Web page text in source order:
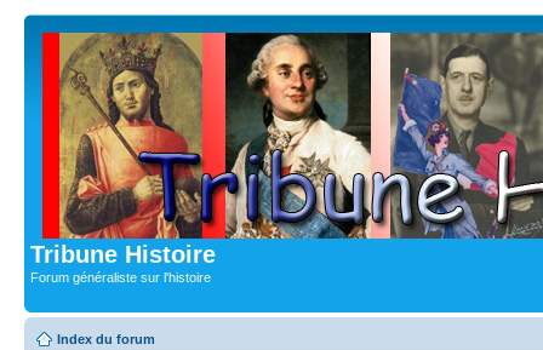
Tribune Histoire
Forum généraliste sur l'histoire
Index du forum